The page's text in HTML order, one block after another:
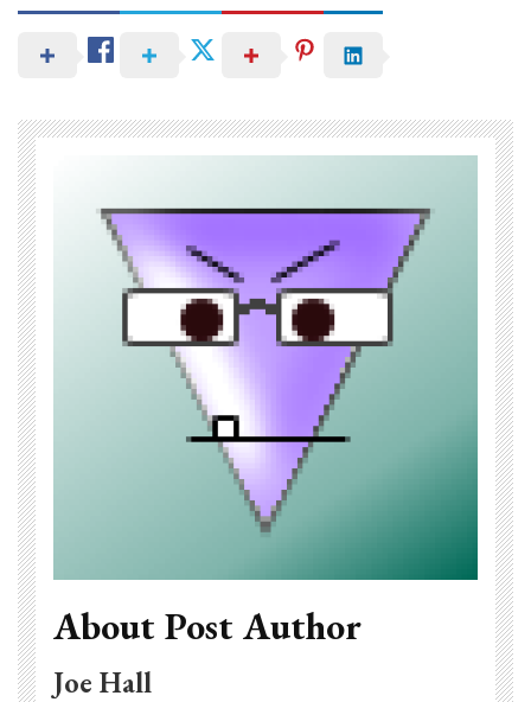
About Post Author
Joe Hall